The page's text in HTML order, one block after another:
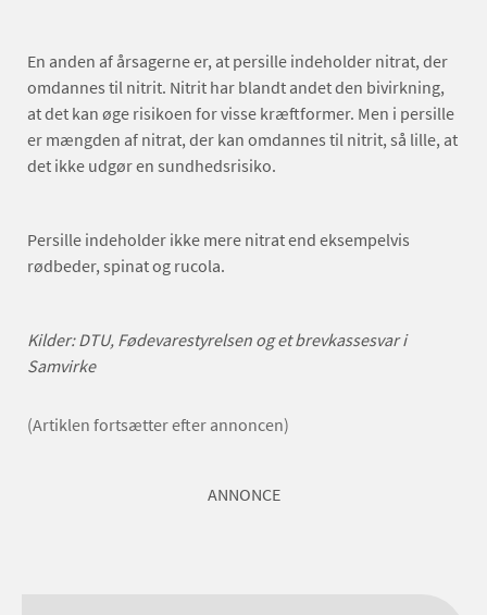
En anden af årsagerne er, at persille indeholder nitrat, der
omdannes til nitrit. Nitrit har blandt andet den bivirkning,
at det kan øge risikoen for visse kræftformer. Men i persille
er mængden af nitrat, der kan omdannes til nitrit, så lille, at
det ikke udgør en sundhedsrisiko.
Persille indeholder ikke mere nitrat end eksempelvis
rødbeder, spinat og rucola.
Kilder: DTU, Fødevarestyrelsen og et brevkassesvar i
Samvirke
(Artiklen fortsætter efter annoncen)
ANNONCE